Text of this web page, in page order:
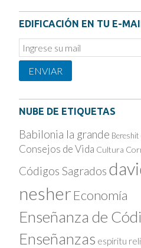
EDIFICACIÓN EN TU E-
Email
Subscription
ENVIAR
NUBE DE ETIQUETAS
Babilonia la grande Bereshit
Consejos de Vida Cultura
Códigos Sagrados
nesher Economía
Enseñanza de
Enseñanzas espíritu